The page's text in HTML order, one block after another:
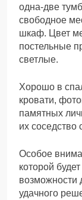
одна-две
свободное
шкаф. Цвет
постельные
светлые.
Хорошо в
кровати,
памятных
их
Особое
которой
возможности
удачного